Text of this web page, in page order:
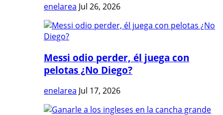
enelarea Jul 26, 2026
Messi odio perder, él juega con
pelotas ¿No Diego?
enelarea Jul 17, 2026